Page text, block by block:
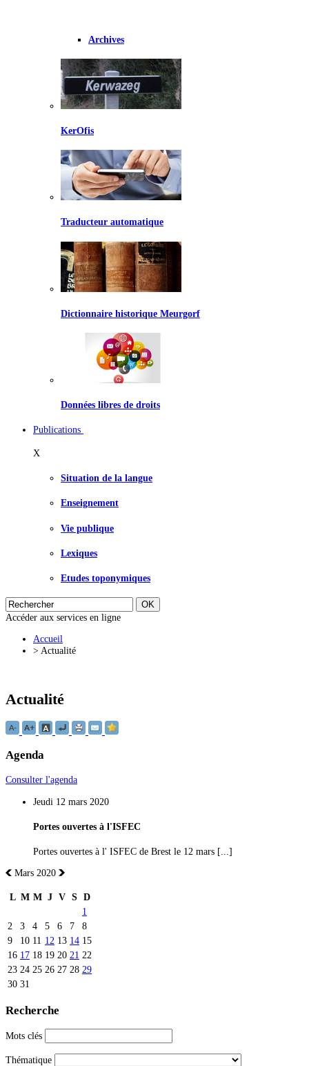
Archives
KerOfis
Traducteur automatique
Dictionnaire historique Meurgorf
Données libres de droits
Publications
X
Situation de la langue
Enseignement
Vie publique
Lexiques
Etudes toponymiques
Accéder aux services en ligne
Accueil
>Actualité
Actualité
Agenda
Consulter l'agenda
Jeudi 12 mars 2020
Portes ouvertes à l'ISFEC
Portes ouvertes à l' ISFEC de Brest le 12 mars [...]
Mars 2020
L M M J V S D
1
2
3 4 5 6 7
8
9
10 11 12 13 14 15
16 17 18 19 20 21 22
23 24 25 26 27 28 29
30 31
Recherche
Mots clés
Thématique